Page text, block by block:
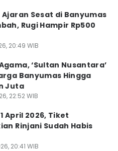
Ajaran Sesat di Banyumas
Rugi Hampir Rp500
20:49 WIB
‘Sultan Nusantara’
Banyumas Hingga
Juta
22:52 WIB
April 2026, Tiket
Rinjani Sudah Habis
20:41 WIB